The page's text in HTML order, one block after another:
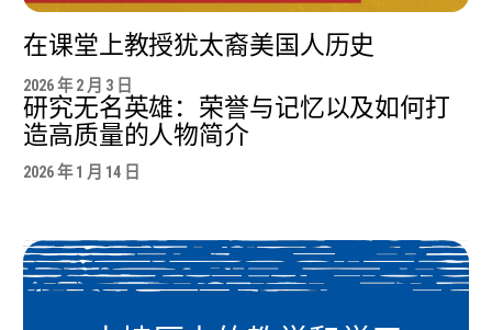
在课堂上教授犹太裔美国人历史
2026 年 2 月 3 日
研究无名英雄：荣誉与记忆以及如何打
造高质量的人物简介
2026 年 1 月 14 日